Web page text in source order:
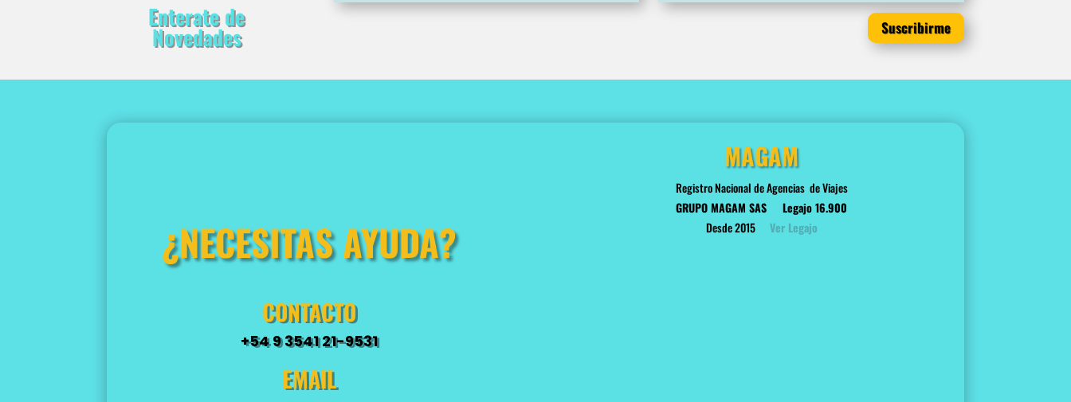
Enterate de
Novedades Suscribirme
¿NECESITAS AYUDA?
CONTACTO
+54 9 3541 21-9531
EMAIL
MAGAM
Registro Nacional de Agencias de Viajes
GRUPO MAGAM SASLegajo 16.900
Desde 2015
Ver Legajo